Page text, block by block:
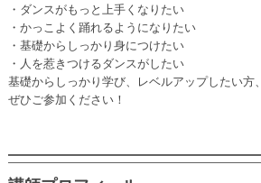
・ダンスがもっと上手くなりたい
・かっこよく踊れるようになりたい
・基礎からしっかり身につけたい
・人を惹きつけるダンスがしたい
基礎からしっかり学び、レベルアップしたい方、
ぜひご参加ください！